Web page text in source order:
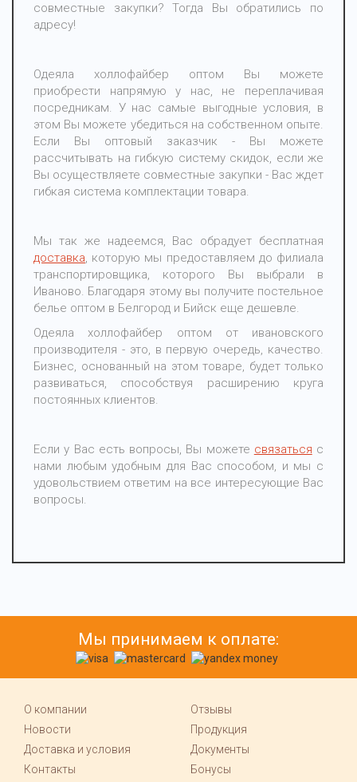
совместные закупки? Тогда Вы обратились по
адресу!
Одеяла холлофайбер оптом Вы можете
приобрести напрямую у нас, не переплачивая
посредникам. У нас самые выгодные условия, в
этом Вы можете убедиться на собственном опыте.
Если Вы оптовый заказчик - Вы можете
рассчитывать на гибкую систему скидок, если же
Вы осуществляете совместные закупки - Вас ждет
гибкая система комплектации товара.
Мы так же надеемся, Вас обрадует бесплатная
доставка, которую мы предоставляем до филиала
транспортировщика, которого Вы выбрали в
Иваново. Благодаря этому вы получите постельное
белье оптом в Белгород и Бийск еще дешевле.
Одеяла холлофайбер оптом от ивановского
производителя - это, в первую очередь, качество.
Бизнес, основанный на этом товаре, будет только
развиваться, способствуя расширению круга
постоянных клиентов.
Если у Вас есть вопросы, Вы можете связаться с
нами любым удобным для Вас способом, и мы с
удовольствием ответим на все интересующие Вас
вопросы.
Мы принимаем к оплате:
О компании
Отзывы
Новости
Продукция
Доставка и условия
Документы
Контакты
Бонусы